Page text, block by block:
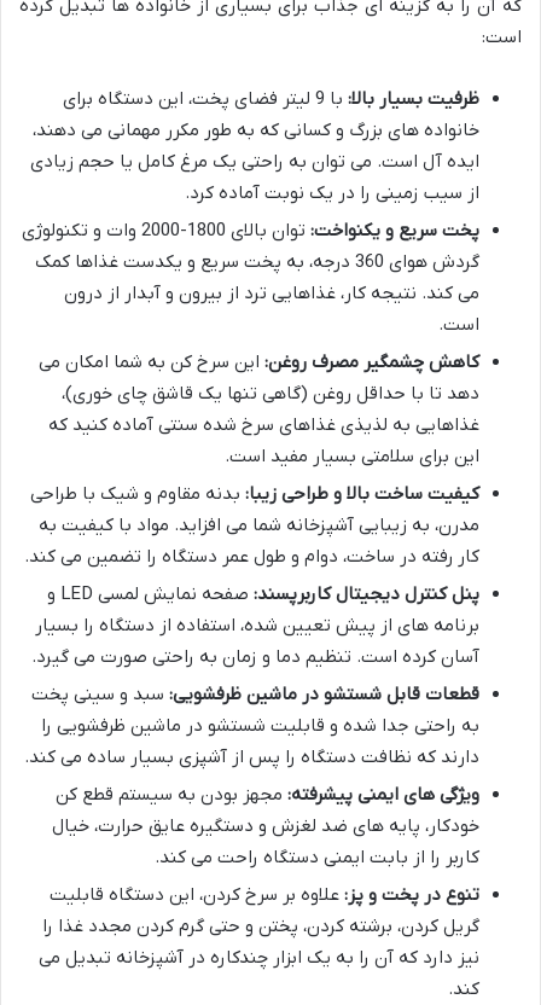
که آن را به گزینه ای جذاب برای بسیاری از خانواده ها تبدیل کرده
است:
ظرفیت بسیار بالا:
با 9 لیتر فضای پخت، این دستگاه برای
خانواده های بزرگ و کسانی که به طور مکرر مهمانی می دهند،
ایده آل است. می توان به راحتی یک مرغ کامل یا حجم زیادی
از سیب زمینی را در یک نوبت آماده کرد.
پخت سریع و یکنواخت:
توان بالای 1800-2000 وات و تکنولوژی
گردش هوای 360 درجه، به پخت سریع و یکدست غذاها کمک
می کند. نتیجه کار، غذاهایی ترد از بیرون و آبدار از درون
است.
کاهش چشمگیر مصرف روغن: این سرخ کن به شما امکان می
دهد تا با حداقل روغن (گاهی تنها یک قاشق چای خوری)،
غذاهایی به لذیذی غذاهای سرخ شده سنتی آماده کنید که
این برای سلامتی بسیار مفید است.
کیفیت ساخت بالا و طراحی زیبا: بدنه مقاوم و شیک با طراحی
مدرن، به زیبایی آشپزخانه شما می افزاید. مواد با کیفیت به
کار رفته در ساخت، دوام و طول عمر دستگاه را تضمین می کند.
پنل کنترل دیجیتال کاربرپسند:
صفحه نمایش لمسی LED و
برنامه های از پیش تعیین شده، استفاده از دستگاه را بسیار
آسان کرده است. تنظیم دما و زمان به راحتی صورت می گیرد.
قطعات قابل شستشو در ماشین ظرفشویی: سبد و سینی پخت
به راحتی جدا شده و قابلیت شستشو در ماشین ظرفشویی را
دارند که نظافت دستگاه را پس از آشپزی بسیار ساده می کند.
ویژگی های ایمنی پیشرفته: مجهز بودن به سیستم قطع کن
خودکار، پایه های ضد لغزش و دستگیره عایق حرارت، خیال
کاربر را از بابت ایمنی دستگاه راحت می کند.
تنوع در پخت و پز: علاوه بر سرخ کردن، این دستگاه قابلیت
گریل کردن، برشته کردن، پختن و حتی گرم کردن مجدد غذا را
نیز دارد که آن را به یک ابزار چندکاره در آشپزخانه تبدیل می
کند.